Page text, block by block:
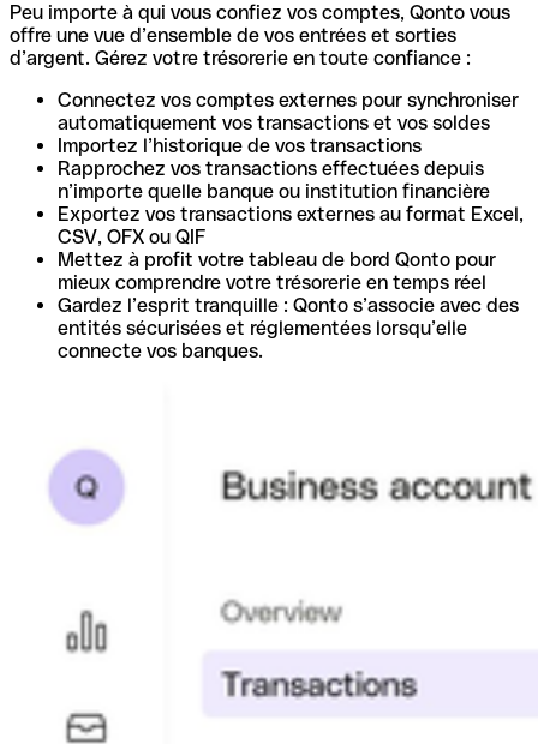
Peu importe à qui vous confiez vos comptes, Qonto vous
offre une vue d’ensemble de vos entrées et sorties
d’argent. Gérez votre trésorerie en toute confiance :
Connectez vos comptes externes pour synchroniser
automatiquement vos transactions et vos soldes
Importez l’historique de vos transactions
Rapprochez vos transactions effectuées depuis
n’importe quelle banque ou institution financière
Exportez vos transactions externes au format Excel,
CSV, OFX ou QIF
Mettez à profit votre tableau de bord Qonto pour
mieux comprendre votre trésorerie en temps réel
Gardez l’esprit tranquille : Qonto s’associe avec des
entités sécurisées et réglementées lorsqu’elle
connecte vos banques.